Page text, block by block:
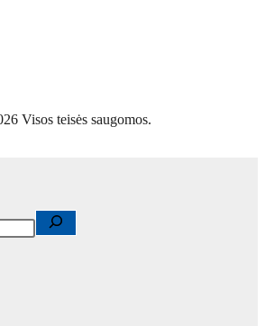
Visos teisės saugomos.